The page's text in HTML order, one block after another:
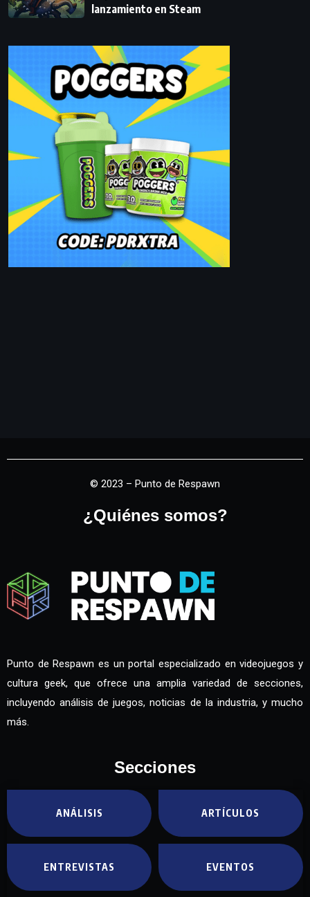
lanzamiento en Steam
© 2023 – Punto de Respawn
¿Quiénes somos?
Punto de Respawn es un portal especializado en videojuegos y
cultura geek, que ofrece una amplia variedad de secciones,
incluyendo análisis de juegos, noticias de la industria, y mucho
más.
Secciones
ANÁLISIS ARTÍCULOS
ENTREVISTAS EVENTOS